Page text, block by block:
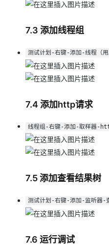
7.3 添加线程组
测试计划-右键-添加-线程（
7.4 添加http请求
线程组-右键-添加-取样器-
7.5 添加查看结果树
测试计划-右键-添加-监听器-
7.6 运行调试